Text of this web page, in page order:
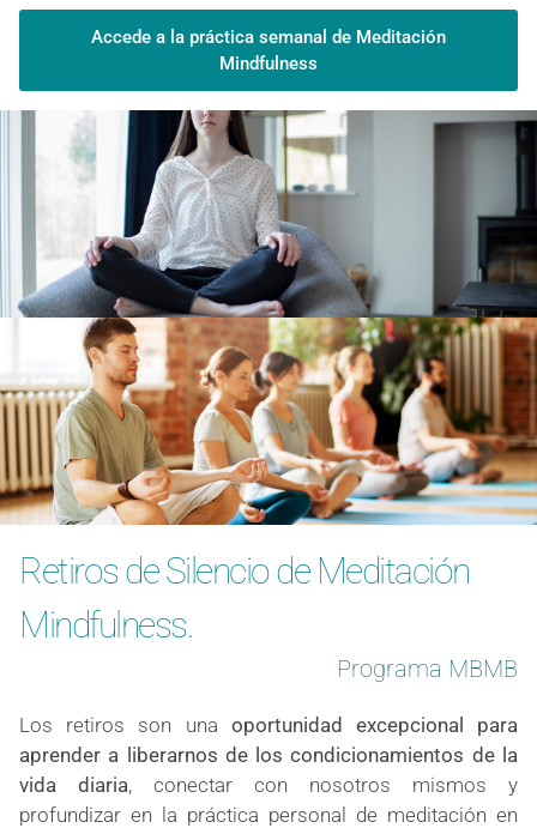
Accede a la práctica semanal de Meditación
Mindfulness
Retiros de Silencio de Meditación
Mindfulness.
Programa MBMB
Los retiros son una oportunidad excepcional para
aprender a liberarnos de los condicionamientos de la
vida diaria, conectar con nosotros mismos y
profundizar en la práctica personal de meditación en